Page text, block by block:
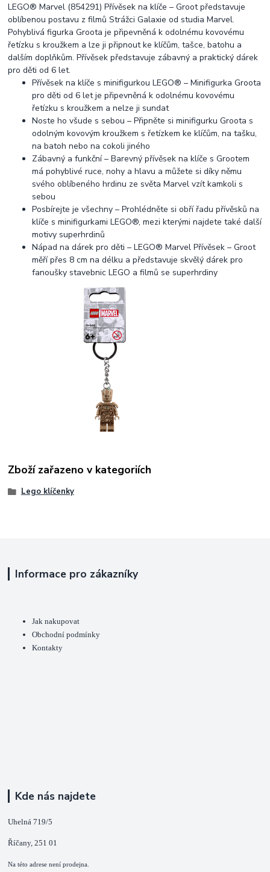
LEGO® Marvel (854291) Přívěsek na klíče – Groot představuje
oblíbenou postavu z filmů Strážci Galaxie od studia Marvel.
Pohyblivá figurka Groota je připevněná k odolnému kovovému
řetízku s kroužkem a lze ji připnout ke klíčům, tašce, batohu a
dalším doplňkům. Přívěsek představuje zábavný a praktický dárek
pro děti od 6 let.
Přívěsek na klíče s minifigurkou LEGO® – Minifigurka Groota
pro děti od 6 let je připevněná k odolnému kovovému
řetízku s kroužkem a nelze ji sundat
Noste ho všude s sebou – Připněte si minifigurku Groota s
odolným kovovým kroužkem s řetízkem ke klíčům, na tašku,
na batoh nebo na cokoli jiného
Zábavný a funkční – Barevný přívěsek na klíče s Grootem
má pohyblivé ruce, nohy a hlavu a můžete si díky němu
svého oblíbeného hrdinu ze světa Marvel vzít kamkoli s
sebou
Posbírejte je všechny – Prohlédněte si obří řadu přívěsků na
klíče s minifigurkami LEGO®, mezi kterými najdete také další
motivy superhrdinů
Nápad na dárek pro děti – LEGO® Marvel Přívěsek – Groot
měří přes 8 cm na délku a představuje skvělý dárek pro
fanoušky stavebnic LEGO a filmů se superhrdiny
Zboží zařazeno v kategoriích
Lego klíčenky
Informace pro zákazníky
Jak nakupovat
Obchodní podmínky
Kontakty
Kde nás najdete
Uhelná 719/5
Říčany, 251 01
Na této adrese není prodejna.